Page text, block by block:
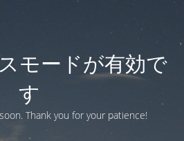
モードが有効で
す
Thank you for your patience!